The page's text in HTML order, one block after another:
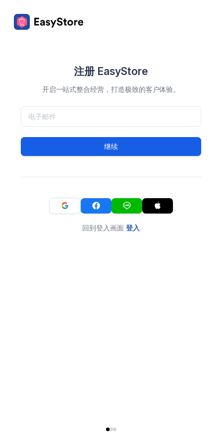
注册 EasyStore
开启一站式整合经营，打造极致的客户体验。
继续
回到登入画面 登入